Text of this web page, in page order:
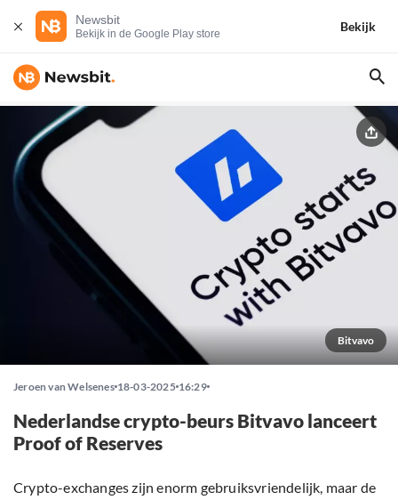
Newsbit
Bekijk in de Google Play store
Bekijk
Bitvavo
Jeroen van Welsenes 18-03-2025 16:29
Nederlandse crypto-beurs Bitvavo lanceert
Proof of Reserves
Crypto-exchanges zijn enorm gebruiksvriendelijk, maar de